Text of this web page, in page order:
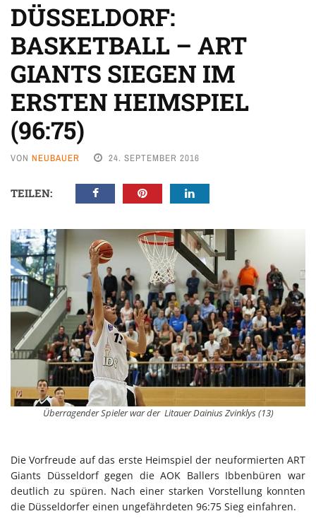
DÜSSELDORF:
BASKETBALL – ART
GIANTS SIEGEN IM
ERSTEN HEIMSPIEL
(96:75)
VON NEUBAUER 24. SEPTEMBER 2016
TEILEN:
Überragender Spieler war der Litauer Dainius Zvinklys (13)
Die Vorfreude auf das erste Heimspiel der neuformierten ART
Giants Düsseldorf gegen die AOK Ballers Ibbenbüren war
deutlich zu spüren. Nach einer starken Vorstellung konnten
die Düsseldorfer einen ungefährdeten 96:75 Sieg einfahren.